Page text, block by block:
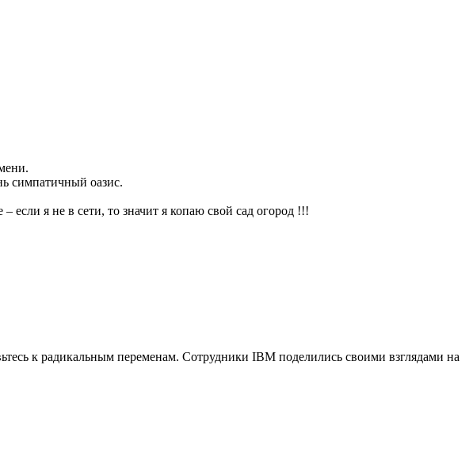
симпатичный оазис.
если я не в сети, то значит я копаю свой сад огород !!!
к радикальным переменам. Сотрудники IBM поделились своими взглядами на